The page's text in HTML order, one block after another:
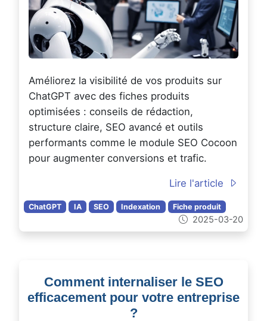
Améliorez la visibilité de vos produits sur
ChatGPT avec des fiches produits
optimisées : conseils de rédaction,
structure claire, SEO avancé et outils
performants comme le module SEO Cocoon
pour augmenter conversions et trafic.
Lire l'article
ChatGPT IA SEO Indexation Fiche produit
2025-03-20
Comment internaliser le SEO
efficacement pour votre entreprise
?